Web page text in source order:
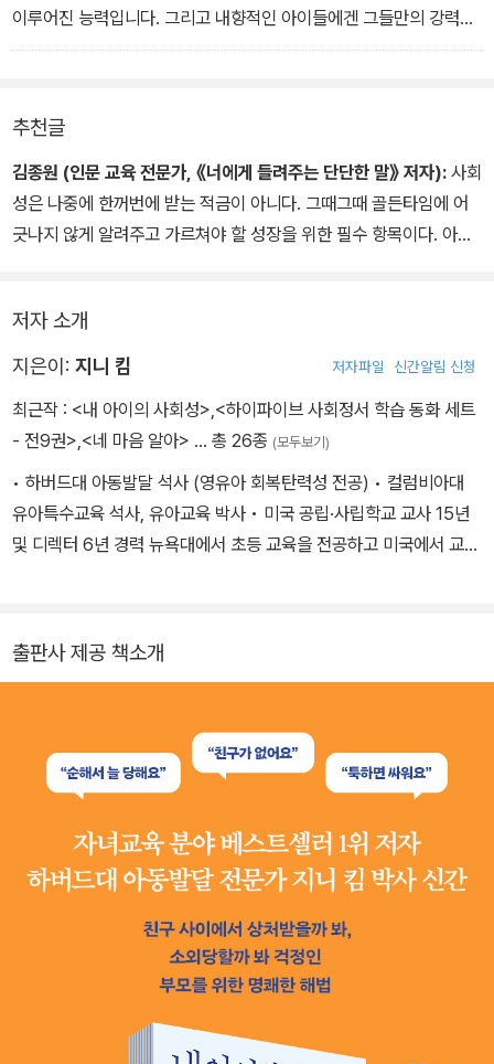
이루어진 능력입니다. 그리고 내향적인 아이들에겐 그들만의 강력한
사회성이 있습니다. 예를 들어, 친구들의 말을 잘 들어주는 경청 능력,
습니다.
<내향적인 아이는 사회성이 부족하다?>
추천글
김종원 (인문 교육 전문가, 《너에게 들려주는 단단한 말》 저자): 사회
성은 나중에 한꺼번에 받는 적금이 아니다. 그때그때 골든타임에 어
긋나지 않게 알려주고 가르쳐야 할 성장을 위한 필수 항목이다. 아이
게 아니라, 자신에게 친절하고 다정하게 말할 수 있을 때 발휘된다. 아
이가 세상과 사람으로부터 삶에 꼭 필요한 지혜와 지식을 배우길 바
저자 소개
지은이: 지니 킴 저자파일 신간알림 신청
최근작 : <내 아이의 사회성> <하이파이브 사회정서 학습 동화 세트
- 전9권> <네 마음 알아> … 총 26종 (모두보기)
• 하버드대 아동발달 석사 (영유아 회복탄력성 전공) • 컬럼비아대
유아특수교육 석사, 유아교육 박사 • 미국 공립·사립학교 교사 15년
및 디렉터 6년 경력 뉴욕대에서 초등 교육을 전공하고 미국에서 교직
는 아이들은 제각기 다른 발달 양상을 보였기 때문이다. 더 효율적인
전공으로 아동발달 석사를, 컬럼비아대에서 유아특수교육 석사와 유
아교육 박사를 취득했다. 이를 통해 특정 교수법이 왜 어떤 아이들에
게는 맞지 않는지 알 수 있었고, 발달의 다양성을 이해함으로써 아이
는 교육 현장 경험과 석학으로서의 전문성을 바탕으로, 교사들에게는
이론과 교육 현장 사이의 격차를 줄이는 현실적인 도움을, 부모들에
강연하고 책을 쓴다. 《회복탄력성의 힘》 《하버드 동그라미 육아》 등
출판사 제공 책소개